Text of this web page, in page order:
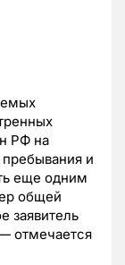
РФ на
и
еще одним
общей
заявитель
отмечается